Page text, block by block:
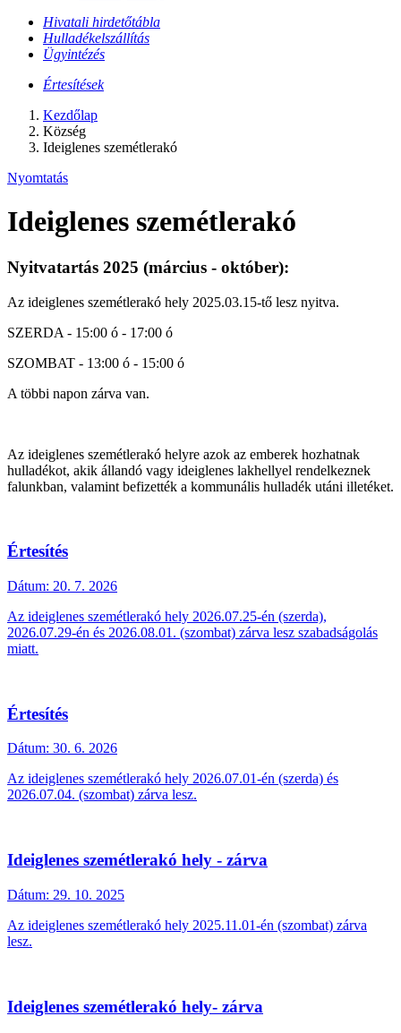
​Hivatali hirdetőtábla
​Hulladékelszállítás
​Ügyintézés
​Értesítések
Kezdőlap
Község
Ideiglenes szemétlerakó
Nyomtatás
Ideiglenes szemétlerakó
Nyitvatartás 2025 (március - október):
Az ideiglenes szemétlerakó hely 2025.03.15-tő lesz nyitva.
SZERDA - 15:00 ó - 17:00 ó
SZOMBAT - 13:00 ó - 15:00 ó
A többi napon zárva van.
Az ideiglenes szemétlerakó helyre azok az emberek hozhatnak
hulladékot, akik állandó vagy ideiglenes lakhellyel rendelkeznek
falunkban, valamint befizették a kommunális hulladék utáni illetéket.
Értesítés
Dátum: 20. 7. 2026
Az ideiglenes szemétlerakó hely 2026.07.25-én (szerda),
2026.07.29-én és 2026.08.01. (szombat) zárva lesz szabadságolás
miatt.
Értesítés
Dátum: 30. 6. 2026
Az ideiglenes szemétlerakó hely 2026.07.01-én (szerda) és
2026.07.04. (szombat) zárva lesz.
Ideiglenes szemétlerakó hely - zárva
Dátum: 29. 10. 2025
Az ideiglenes szemétlerakó hely 2025.11.01-én (szombat) zárva
lesz.
Ideiglenes szemétlerakó hely- zárva